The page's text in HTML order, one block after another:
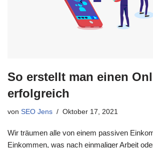
So erstellt man einen
erfolgreich
von SEO Jens Oktober 17, 2021
Wir träumen alle von einem passiven
Einkommen, was nach einmaliger Arbeit